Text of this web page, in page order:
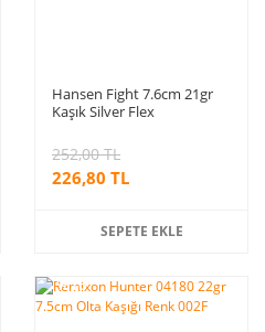
Hansen Fight 7.6cm 21gr
Kaşık Silver Flex
226,80 TL
252,00 TL
SEPETE EKLE
%10